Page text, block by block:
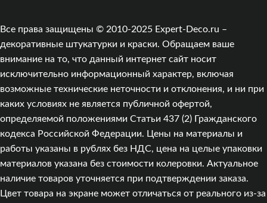
Все права защищены © 2010-2025 Expert-Deco.ru –
декоративные штукатурки и краски. Обращаем ваше
внимание на то, что данный интернет сайт носит
исключительно информационный характер, включая
возможные технические неточности и отклонения, и ни при
каких условиях не является публичной офертой,
определяемой положениями Статьи 437 (2) Гражданского
кодекса Российской Федерации. Цены на материалы и
работы указаны в рублях без НДС, цена на целые упаковки
материалов указана без стоимости колеровки. Актуальное
наличие товаров уточняется при подтверждении заказа.
Цвет товара на экране может отличаться от реального из‑за